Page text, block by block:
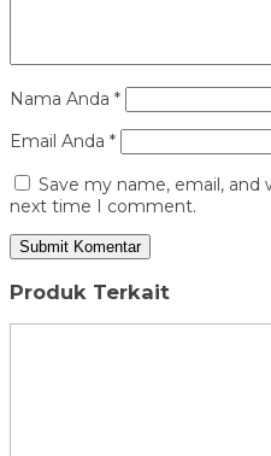
Nama Anda *
Email Anda *
Save my name, email,
next time I comment.
Produk Terkait